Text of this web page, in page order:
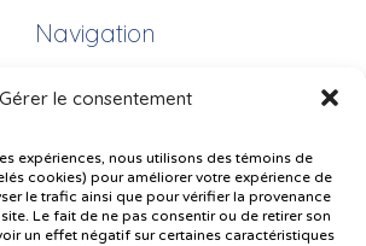
Gérer le consentement
expériences, nous utilisons des témoins de
cookies) pour améliorer votre expérience de
le trafic ainsi que pour vérifier la provenance
Le fait de ne pas consentir ou de retirer son
un effet négatif sur certaines caractéristiques
Navigation
Plan du site
Plainte – service à l’élève
Politique de confidentialité